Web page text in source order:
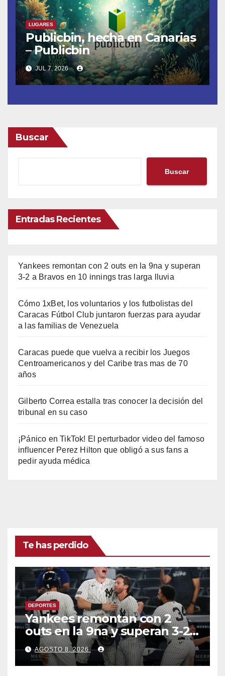
LUGARES
Publicbin, hecha en Canarias
– Publicbin
JUL 7, 2026
Buscar
Buscar
Entradas Recientes
Yankees remontan con 2 outs en la 9na y superan
3-2 a Bravos en 10 innings tras larga lluvia
Cómo 1xBet, los voluntarios y los futbolistas del
Caracas Fútbol Club juntaron fuerzas para ayudar
a las familias de Venezuela
Caracas puede que vuelva a recibir los Juegos
Centroamericanos y del Caribe tras mas de 70
años
Gilberto Correa estalla tras conocer la decisión del
tribunal en su caso
¡Pánico en TikTok! El perturbador video del famoso
influencer Perez Hilton que obligó a sus fans a
pedir ayuda médica
Te has perdido
DEPORTES
Yankees remontan con 2
outs en la 9na y superan 3-2 a
Bravos en 10 innings tras
larga lluvia
AGOSTO 8, 2026